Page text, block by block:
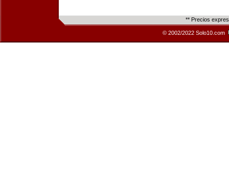
** Precios
© 2002/2022 Solo10.com